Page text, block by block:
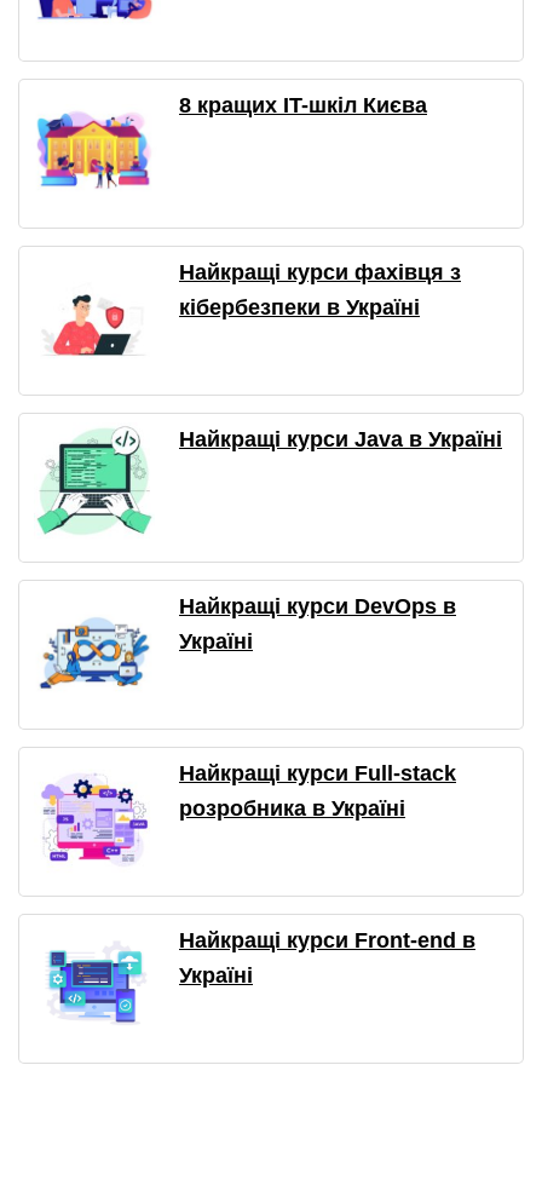
8 кращих IT-шкіл Києва
Найкращі курси фахівця з
кібербезпеки в Україні
Найкращі курси Java в Україні
Найкращі курси DevOps в
Україні
Найкращі курси Full-stack
розробника в Україні
Найкращі курси Front-end в
Україні